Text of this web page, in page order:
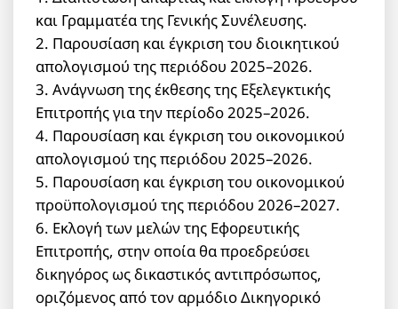
και Γραμματέα της Γενικής Συνέλευσης.
2. Παρουσίαση και έγκριση του διοικητικού
απολογισμού της περιόδου 2025–2026.
3. Ανάγνωση της έκθεσης της Εξελεγκτικής
Επιτροπής για την περίοδο 2025–2026.
4. Παρουσίαση και έγκριση του οικονομικού
απολογισμού της περιόδου 2025–2026.
5. Παρουσίαση και έγκριση του οικονομικού
προϋπολογισμού της περιόδου 2026–2027.
6. Εκλογή των μελών της Εφορευτικής
Επιτροπής, στην οποία θα προεδρεύσει
δικηγόρος ως δικαστικός αντιπρόσωπος,
οριζόμενος από τον αρμόδιο Δικηγορικό